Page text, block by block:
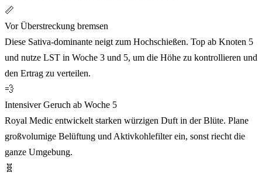
📏
Vor Überstreckung bremsen
Diese Sativa-dominante neigt zum Hochschießen. Top ab Knoten 5
und nutze LST in Woche 3 und 5, um die Höhe zu kontrollieren und
den Ertrag zu verteilen.
💨
Intensiver Geruch ab Woche 5
Royal Medic entwickelt starken würzigen Duft in der Blüte. Plane
großvolumige Belüftung und Aktivkohlefilter ein, sonst riecht die
ganze Umgebung.
🧬